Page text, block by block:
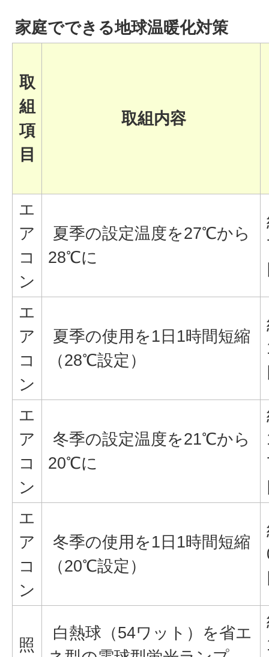
家庭でできる地球温暖化対策
取
組
項
目
取組内容
エ
ア
コ
ン
夏季の設定温度を27℃から
28℃に
エ
ア
コ
ン
夏季の使用を1日1時間短縮
（28℃設定）
エ
ア
コ
ン
冬季の設定温度を21℃から
20℃に
エ
ア
コ
ン
冬季の使用を1日1時間短縮
（20℃設定）
照
白熱球（54ワット）を省エ